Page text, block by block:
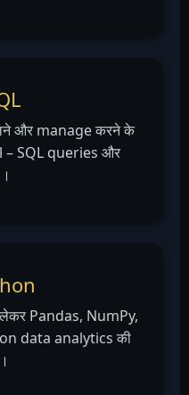
और manage करने के
SQL queries और
Pandas, NumPy,
data analytics की